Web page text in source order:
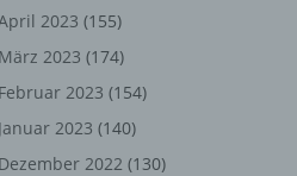
2023 (155)
März 2023 (174)
Februar 2023 (154)
Januar 2023 (140)
Dezember 2022 (130)